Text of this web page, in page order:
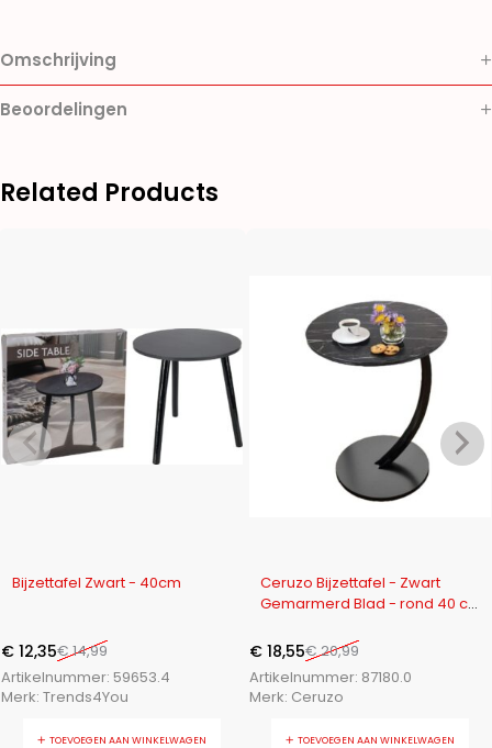
Omschrijving
Beoordelingen
Related Products
Bijzettafel Zwart - 40cm
€14,99
€ 12,35
Artikelnummer: 59653.4
Merk:Trends4You
TOEVOEGEN AAN WINKELWAGEN
Ceruzo Bijzettafel - Zwart
Gemarmerd Blad - rond 40 cm
€20,99
€ 18,55
Artikelnummer: 87180.0
Merk: Ceruzo
TOEVOEGEN AAN WINKELWAGEN